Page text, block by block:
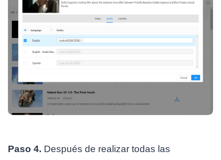
Paso 4. Después de realizar todas las